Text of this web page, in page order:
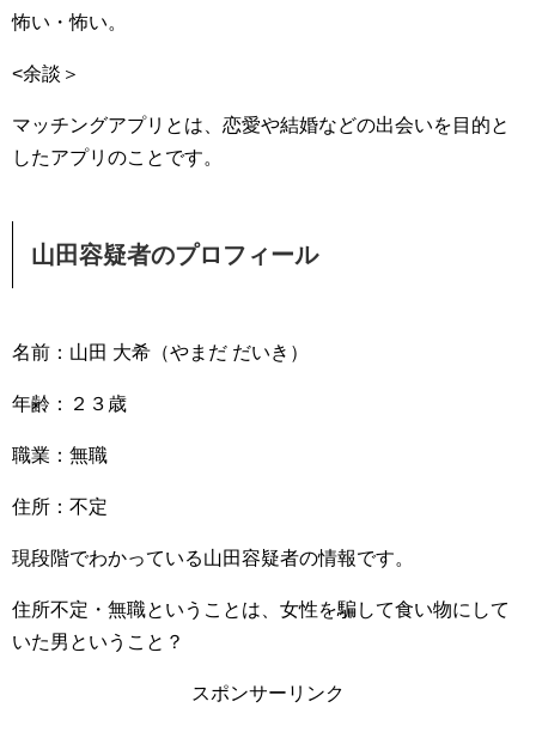
怖い・怖い。
<余談＞
マッチングアプリとは、恋愛や結婚などの出会いを目的と
したアプリのことです。
山田容疑者のプロフィール
名前：山田 大希（やまだ だいき）
年齢：２３歳
職業：無職
住所：不定
現段階でわかっている山田容疑者の情報です。
住所不定・無職ということは、女性を騙して食い物にして
いた男ということ？
スポンサーリンク